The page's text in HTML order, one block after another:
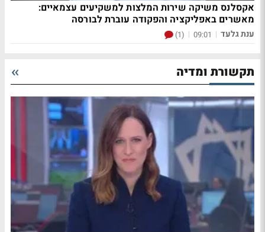
אקסלנס משיקה שירות המלצות למשקיעים עצמאיים:
מאשרים באפליקציה והפקודה עוברת לבורסה
ענת גלעד |
09:01
|
(1)
תקשורת ומדיה